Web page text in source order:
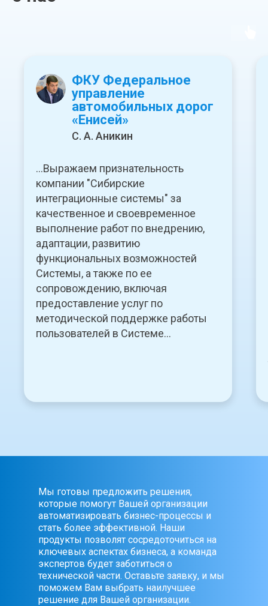
ФКУ Федеральное
управление
автомобильных дорог
«Енисей»
С. А. Аникин
...Выражаем признательность
компании "Сибирские
интеграционные системы" за
качественное и своевременное
выполнение работ по внедрению,
адаптации, развитию
функциональных возможностей
Системы, а также по ее
сопровождению, включая
предоставление услуг по
методической поддержке работы
пользователей в Системе...
Мы готовы предложить решения,
которые помогут Вашей организации
автоматизировать бизнес-процессы и
стать более эффективной. Наши
продукты позволят сосредоточиться на
ключевых аспектах бизнеса, а команда
экспертов будет заботиться о
технической части. Оставьте заявку, и мы
поможем Вам выбрать наилучшее
решение для Вашей организации.